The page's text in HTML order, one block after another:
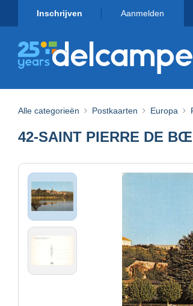
Inschrijven Aanmelden
Alle categorieën Postkaarten Europa
42-SAINT PIERRE DE